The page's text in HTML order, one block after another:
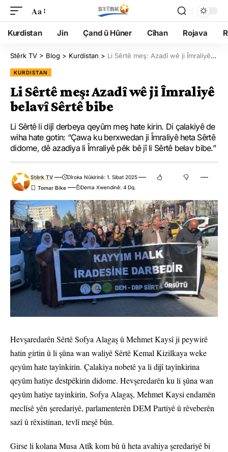
Aa
Kurdistan Jin Çand û Hûner Cîhan Rojava
Stêrk TV > Blog > Kurdistan > Li Sêrtê meş: Azadî wê ji Îmraliyê belavî Sêrtê bibe
KURDISTAN
Li Sêrtê meş: Azadî wê ji Îmraliyê
belavî Sêrtê bibe
Li Sêrtê li dijî derbeya qeyûm meş hate kirin. Di çalakiyê de
wiha hate gotin: “Çawa ku berxwedan ji Îmraliyê heta Sêrtê
didome, dê azadiya li Îmraliyê pêk bê jî li Sêrtê belav bibe.”
Stêrk TV
Dîroka Nûkirinê: 1. Sibat 2025
Dema Xwendinê: 4 Dq.
Hevşaredarên Sêrtê Sofya Alagaş û Mehmet Kaysî ji peywirê
hatin girtin û li şûna wan waliyê Sêrtê Kemal Kizilkaya weke
qeyûm hate tayînkirin. Çalakiya nobetê ya li dijî tayînkirina
qeyûm hatiye destpêkirin didome. Hevşeredarên ku li şûna wan
qeyûm hatiye tayinkirin, Sofya Alagaş, Mehmet Kaysi endamên
meclîsê yên şeredariyê, parlamenterên DEM Partiyê û rêveberên
sazî û rêxistinan, tevlî meşê bûn.
Girse li kolana Musa Atîk kom bû û heta avahiya şeredariyê bi